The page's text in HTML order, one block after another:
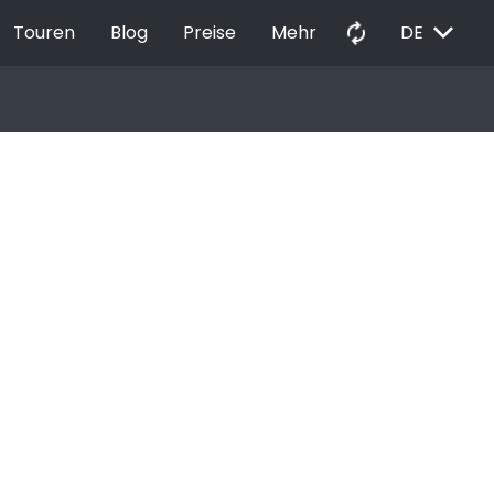
Touren Blog Preise Mehr autorenew DE EXPAND_MORE